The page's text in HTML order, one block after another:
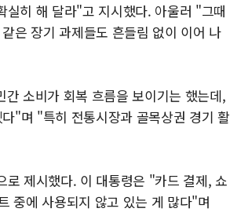
실히 해 달라"고 지시했다. 아울러 "그때
은 장기 과제들도 흔들림 없이 이어 나
소비가 회복 흐름을 보이기는 했는데,
"며 "특히 전통시장과 골목상권 경기 활
로 제시했다. 이 대통령은 "카드 결제, 쇼
중에 사용되지 않고 있는 게 많다"며